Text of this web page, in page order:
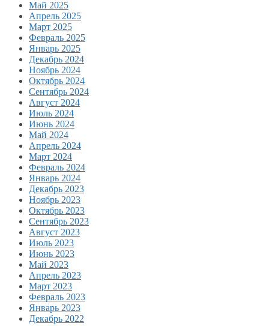
Май 2025
Апрель 2025
Март 2025
Февраль 2025
Январь 2025
Декабрь 2024
Ноябрь 2024
Октябрь 2024
Сентябрь 2024
Август 2024
Июль 2024
Июнь 2024
Май 2024
Апрель 2024
Март 2024
Февраль 2024
Январь 2024
Декабрь 2023
Ноябрь 2023
Октябрь 2023
Сентябрь 2023
Август 2023
Июль 2023
Июнь 2023
Май 2023
Апрель 2023
Март 2023
Февраль 2023
Январь 2023
Декабрь 2022